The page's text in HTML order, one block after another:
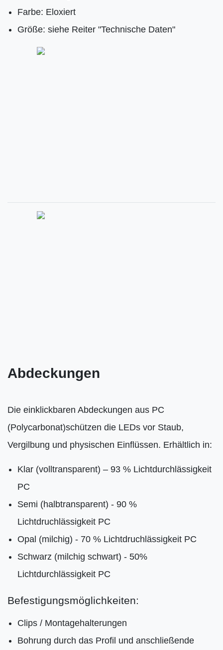
Farbe: Eloxiert
Größe: siehe Reiter "Technische Daten"
Abdeckungen
Die einklickbaren Abdeckungen aus PC
(Polycarbonat)schützen die LEDs vor Staub,
Vergilbung und physischen Einflüssen. Erhältlich in:
Klar (volltransparent) – 93 % Lichtdurchlässigkeit
PC
Semi (halbtransparent) - 90 %
Lichtdruchlässigkeit PC
Opal (milchig) - 70 % Lichtdruchlässigkeit PC
Schwarz (milchig schwart) - 50%
Lichtdurchlässigkeit PC
Befestigungsmöglichkeiten:
Clips / Montagehalterungen
Bohrung durch das Profil und anschließende